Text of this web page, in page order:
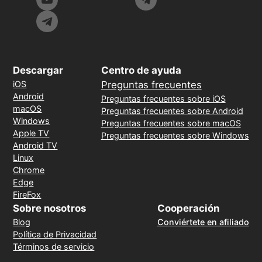
Descargar
iOS
Android
macOS
Windows
Apple TV
Android TV
Linux
Chrome
Edge
FireFox
Centro de ayuda
Preguntas frecuentes
Preguntas frecuentes sobre iOS
Preguntas frecuentes sobre Android
Preguntas frecuentes sobre macOS
Preguntas frecuentes sobre Windows
Sobre nosotros
Blog
Política de Privacidad
Términos de servicio
Cooperación
Conviértete en afiliado